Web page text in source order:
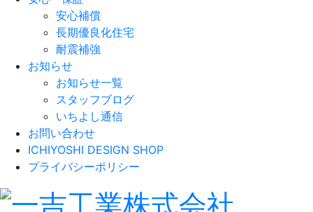
安心補償
長期優良化住宅
耐震補強
お知らせ
お知らせ一覧
スタッフブログ
いちよし通信
お問い合わせ
ICHIYOSHI DESIGN SHOP
プライバシーポリシー